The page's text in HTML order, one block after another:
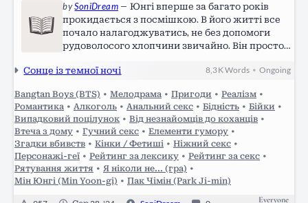
bySoniDream — Юнгі вперше за багато років
прокидається з посмішкою. В його житті все
почало налагоджуватись, не без допомоги
рудоволосого хлопчини звичайно. Він просто
Пропозиція нового знайомого дуже зацікавила
Сонце із темної ночі 8,3 KWords •Ongoing
Bangtan Boys (BTS) • Мелодрама • Пригоди • Реалізм •
Романтика • Алкоголь • Анальний секс • Бідність • Бійки •
Випадковий поцілунок • Від незнайомців до коханців •
Втеча з дому • Гучний секс • Елементи гумору •
Згадки вбивств • Кінки / Фетиші • Ніжний секс •
Персонажі-геї • Рейтинг за лексику • Рейтинг за секс •
Рятування життя • Я ніколи не... (гра) •
Мін Юнгі (Min Yoon-gi) • Пак Чімін (Park Ji-min)
Everyone